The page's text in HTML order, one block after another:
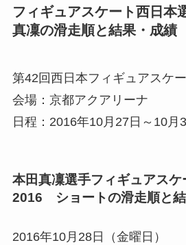
フィギュアスケート西日
真凜の滑走順と結果・成績
第42回西日本フィギュアスケ
会場：京都アクアリーナ
日程：2016年10月27日～10月
本田真凜選手フィギュアス
2016 ショートの滑走順と
2016年10月28日（金曜日）